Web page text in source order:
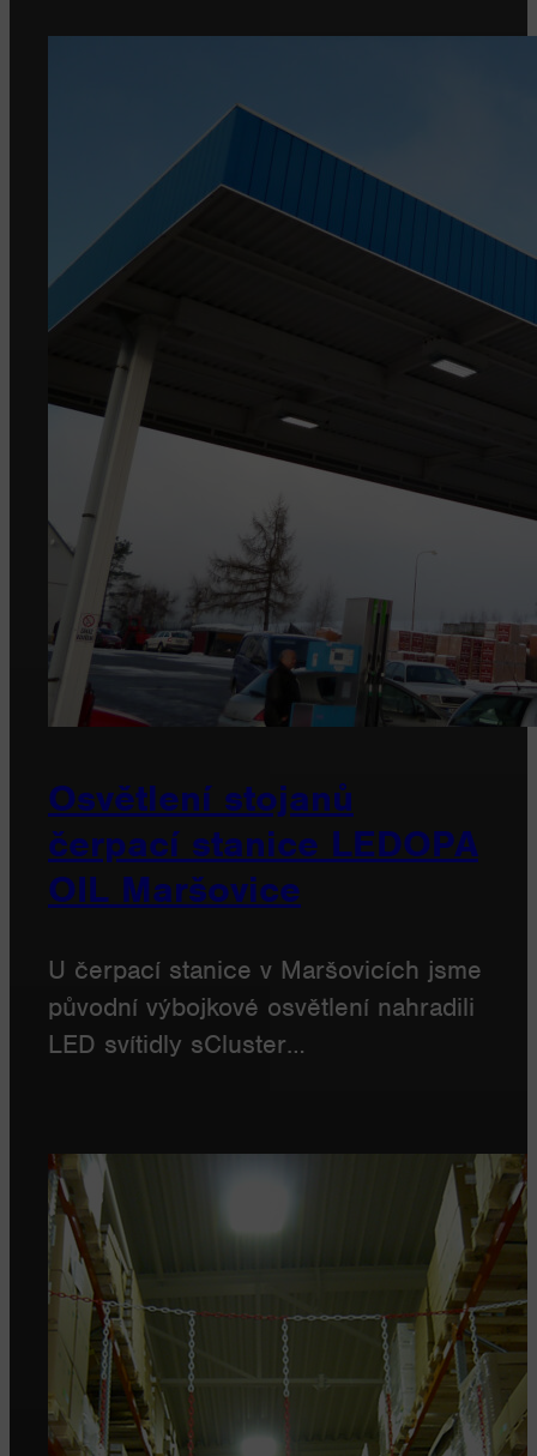
Osvětlení stojanů
čerpací stanice LEDOPA
OIL Maršovice
U čerpací stanice v Maršovicích jsme
původní výbojkové osvětlení nahradili
LED svítidly sCluster…